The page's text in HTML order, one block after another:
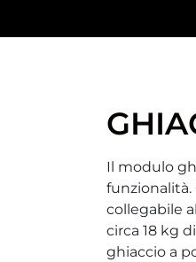
Il modulo
funzionalità.
collegabile
circa 18 kg
ghiaccio a